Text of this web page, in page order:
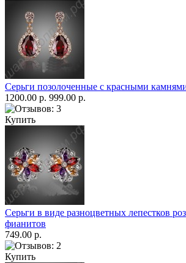
Серьги позолоченные с красными
1200.00 р. 999.00 р.
Купить
Серьги в виде разноцветных лепестков
фианитов
749.00 р.
Купить